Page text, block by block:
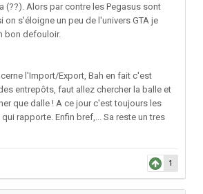
(??). Alors par contre les Pegasus sont
on s'éloigne un peu de l'univers GTA je
bon defouloir.
l'Import/Export, Bah en fait c'est
entrepôts, faut allez chercher la balle et
que dalle ! A ce jour c'est toujours les
rapporte. Enfin bref,... Sa reste un tres
1